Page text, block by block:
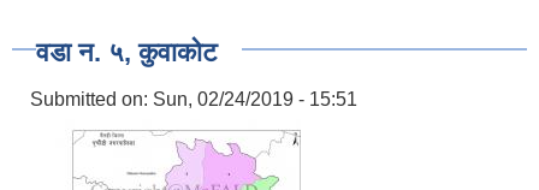
वडा न. ५, कुवाकोट
Submitted on: Sun, 02/24/2019 - 15:51